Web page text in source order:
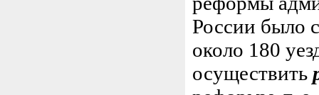
России было
около 180
осуществить